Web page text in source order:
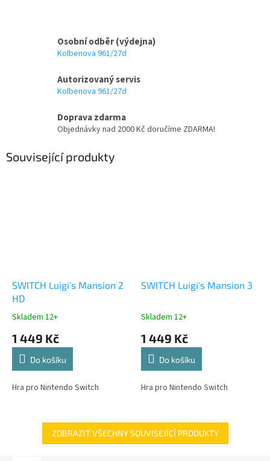
Osobní odběr (výdejna)
Kolbenova 961/27d
Autorizovaný servis
Kolbenova 961/27d
Doprava zdarma
Objednávky nad 2000 Kč doručíme ZDARMA!
Související produkty
SWITCH Luigi's Mansion 2
HD
Skladem 12+
1 449 Kč
Do košíku
Hra pro Nintendo Switch
SWITCH Luigi's Mansion 3
Skladem 12+
1 449 Kč
Do košíku
Hra pro Nintendo Switch
ZOBRAZIT VŠECHNY SOUVISEJÍCÍ PRODUKTY